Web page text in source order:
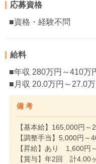
応募資格
■資格・経験不問
給料
■年収 280万円～410万
■月収 20.0万円～27.0
備 考
【基本給】165,000円～
【調整手当】5,000円～
【昇給】あり 1,600円
【賞与】年2回 計4.00